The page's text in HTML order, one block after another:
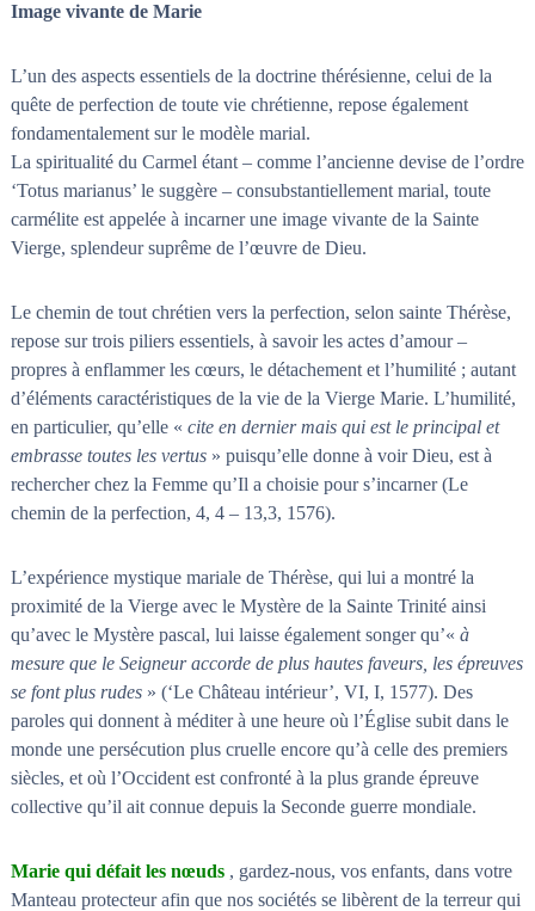
Image vivante de Marie
L’un des aspects essentiels de la doctrine thérésienne, celui de la
quête de perfection de toute vie chrétienne, repose également
fondamentalement sur le modèle marial.
La spiritualité du Carmel étant – comme l’ancienne devise de l’ordre
‘Totus marianus’ le suggère – consubstantiellement marial, toute
carmélite est appelée à incarner une image vivante de la Sainte
Vierge, splendeur suprême de l’œuvre de Dieu.
Le chemin de tout chrétien vers la perfection, selon sainte Thérèse,
repose sur trois piliers essentiels, à savoir les actes d’amour –
propres à enflammer les cœurs, le détachement et l’humilité ; autant
d’éléments caractéristiques de la vie de la Vierge Marie. L’humilité,
en particulier, qu’elle « cite en dernier mais qui est le principal et
embrasse toutes les vertus» puisqu’elle donne à voir Dieu, est à
rechercher chez la Femme qu’Il a choisie pour s’incarner (Le
chemin de la perfection, 4, 4 – 13,3, 1576).
L’expérience mystique mariale de Thérèse, qui lui a montré la
proximité de la Vierge avec le Mystère de la Sainte Trinité ainsi
qu’avec le Mystère pascal, lui laisse également songer qu’« à
mesure que le Seigneur accorde de plus hautes faveurs, les épreuves
se font plus rudes» (‘Le Château intérieur’, VI, I, 1577). Des
paroles qui donnent à méditer à une heure où l’Église subit dans le
monde une persécution plus cruelle encore qu’à celle des premiers
siècles, et où l’Occident est confronté à la plus grande épreuve
collective qu’il ait connue depuis la Seconde guerre mondiale.
Marie qui défait les nœuds , gardez-nous, vos enfants, dans votre
Manteau protecteur afin que nos sociétés se libèrent de la terreur qui